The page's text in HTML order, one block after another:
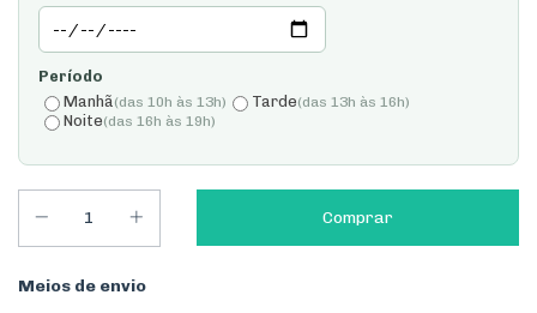
Período
Manhã(das 10h às 13h) Tarde(das 13h às 16h)
Noite(das 16h às 19h)
Entregas para o CEP:
Meios de envio